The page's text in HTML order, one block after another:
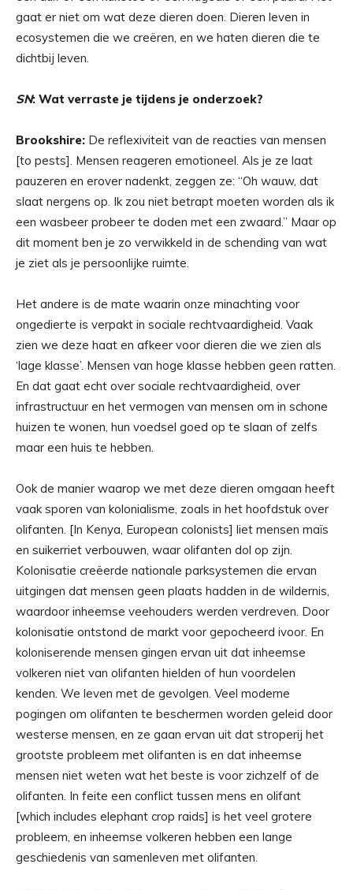
gaat er niet om wat deze dieren doen. Dieren leven in
ecosystemen die we creëren, en we haten dieren die te
dichtbij leven.
SN: Wat verraste je tijdens je onderzoek?
Brookshire: De reflexiviteit van de reacties van mensen
[to pests]. Mensen reageren emotioneel. Als je ze laat
pauzeren en erover nadenkt, zeggen ze: “Oh wauw, dat
slaat nergens op. Ik zou niet betrapt moeten worden als ik
een wasbeer probeer te doden met een zwaard.” Maar op
dit moment ben je zo verwikkeld in de schending van wat
je ziet als je persoonlijke ruimte.
Het andere is de mate waarin onze minachting voor
ongedierte is verpakt in sociale rechtvaardigheid. Vaak
zien we deze haat en afkeer voor dieren die we zien als
‘lage klasse’. Mensen van hoge klasse hebben geen ratten.
En dat gaat echt over sociale rechtvaardigheid, over
infrastructuur en het vermogen van mensen om in schone
huizen te wonen, hun voedsel goed op te slaan of zelfs
maar een huis te hebben.
Ook de manier waarop we met deze dieren omgaan heeft
vaak sporen van kolonialisme, zoals in het hoofdstuk over
olifanten. [In Kenya, European colonists] liet mensen maïs
en suikerriet verbouwen, waar olifanten dol op zijn.
Kolonisatie creëerde nationale parksystemen die ervan
uitgingen dat mensen geen plaats hadden in de wildernis,
waardoor inheemse veehouders werden verdreven. Door
kolonisatie ontstond de markt voor gepocheerd ivoor. En
koloniserende mensen gingen ervan uit dat inheemse
volkeren niet van olifanten hielden of hun voordelen
kenden. We leven met de gevolgen. Veel moderne
pogingen om olifanten te beschermen worden geleid door
westerse mensen, en ze gaan ervan uit dat stroperij het
grootste probleem met olifanten is en dat inheemse
mensen niet weten wat het beste is voor zichzelf of de
olifanten. In feite een conflict tussen mens en olifant
[which includes elephant crop raids] is het veel grotere
probleem, en inheemse volkeren hebben een lange
geschiedenis van samenleven met olifanten.